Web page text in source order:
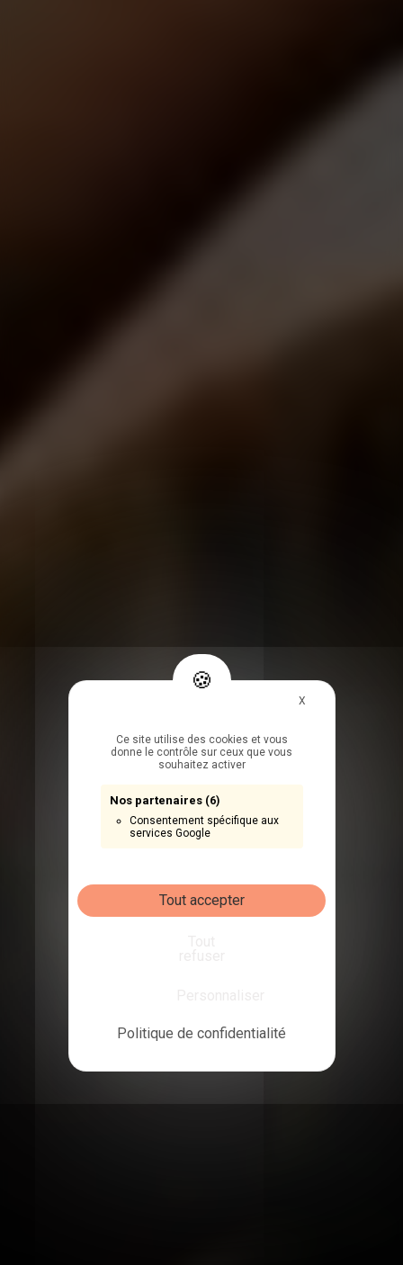
Ce site utilise des cookies et vous
donne le contrôle sur ceux que vous
souhaitez activer
Nos partenaires (6)
Consentement spécifique aux
services Google
Tout accepter
Politique de confidentialité
X Masquer le
Bienvenue